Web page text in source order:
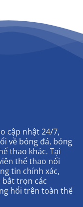
cập nhật 24/7,
về bóng đá, bóng
thao khác. Tại
thể thao nổi
tin chính xác,
bắt trọn các
hổi trên toàn thế